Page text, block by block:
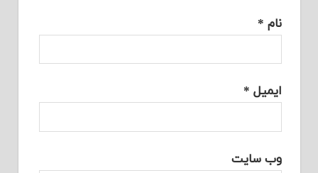
نام *
ایمیل *
وب‌ سایت